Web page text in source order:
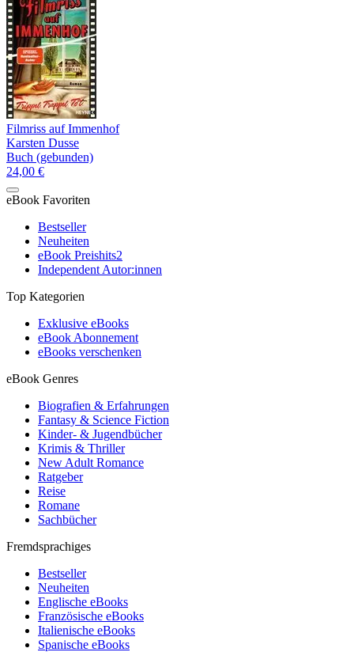
Filmriss auf Immenhof
Karsten Dusse
Buch (gebunden)
24,00 €
eBook Favoriten
Bestseller
Neuheiten
eBook Preishits2
Independent Autor:innen
Top Kategorien
Exklusive eBooks
eBook Abonnement
eBooks verschenken
eBook Genres
Biografien & Erfahrungen
Fantasy & Science Fiction
Kinder- & Jugendbücher
Krimis & Thriller
New Adult Romance
Ratgeber
Reise
Romane
Sachbücher
Fremdsprachiges
Bestseller
Neuheiten
Englische eBooks
Französische eBooks
Italienische eBooks
Spanische eBooks